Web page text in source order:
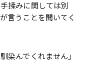
揉みに関しては別
言うことを聞いてく
染んでくれません」